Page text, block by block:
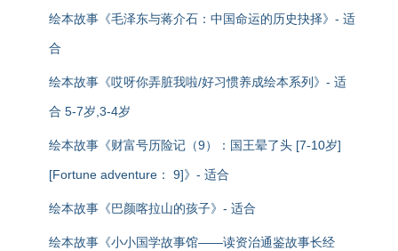
绘本故事《毛泽东与蒋介石：中国命运的历史抉择》- 适
合
绘本故事《哎呀你弄脏我啦/好习惯养成绘本系列》- 适
合 5-7岁,3-4岁
绘本故事《财富号历险记（9）：国王晕了头 [7-10岁]
[Fortune adventure： 9]》- 适合
绘本故事《巴颜喀拉山的孩子》- 适合
绘本故事《小小国学故事馆——读资治通鉴故事长经